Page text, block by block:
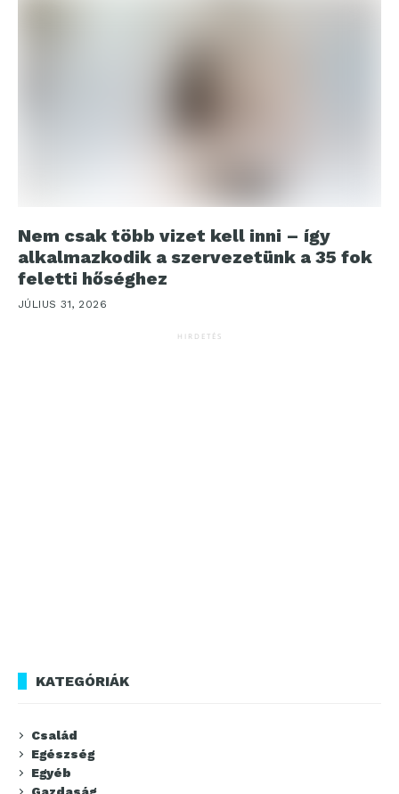
Nem csak több vizet kell inni – így
alkalmazkodik a szervezetünk a 35 fok
feletti hőséghez
JÚLIUS 31, 2026
HIRDETÉS
KATEGÓRIÁK
Család
Egészség
Egyéb